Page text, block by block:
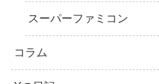
スーパーファミコン
コラム